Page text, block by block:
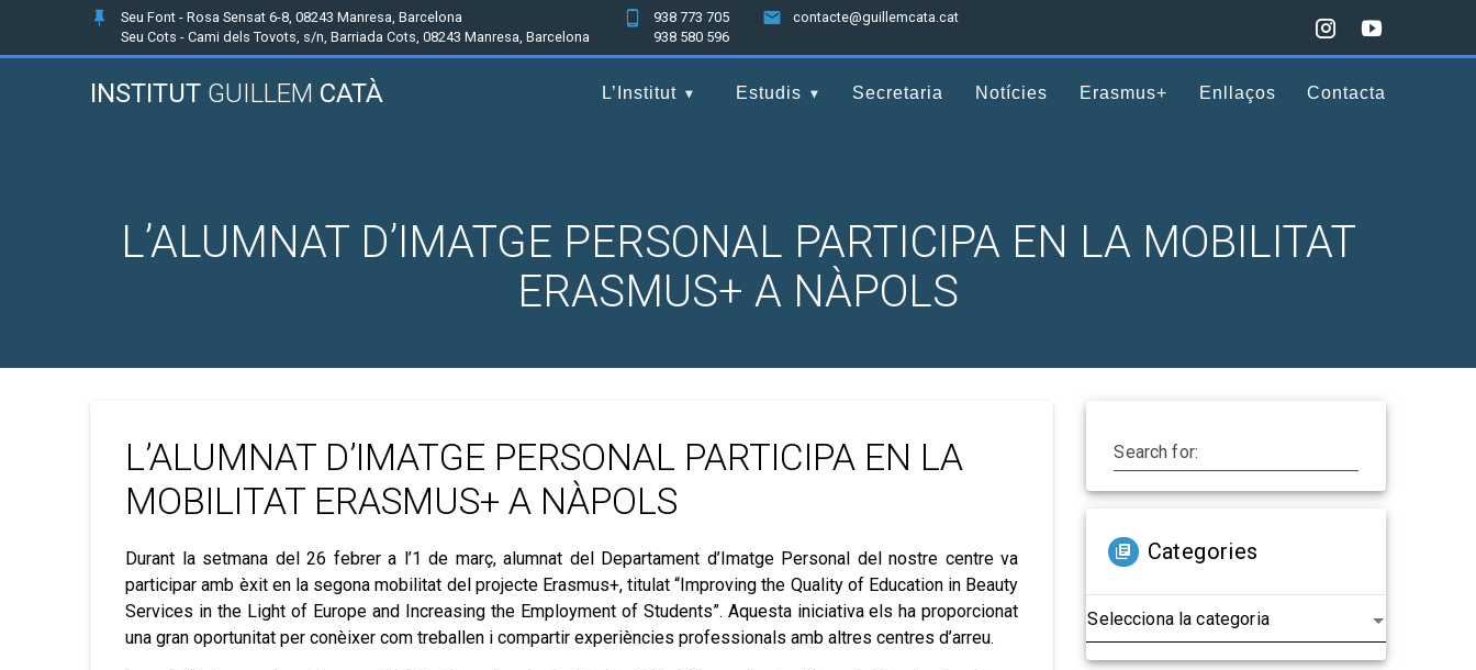
Seu Font - Rosa Sensat 6-8, 08243 Manresa, Barcelona
Seu Cots - Cami dels Tovots, s/n, Barriada Cots, 08243 Manresa, Barcelona
938 773 705
938 580 596
contacte@guillemcata.cat
INSTITUT GUILLEM CATÀ L’Institut Estudis Secretaria Notícies Erasmus+ Enllaços Contacta
L’ALUMNAT D’IMATGE PERSONAL PARTICIPA EN LA MOBILITAT
ERASMUS+ A NÀPOLS
L’ALUMNAT D’IMATGE PERSONAL PARTICIPA EN LA
MOBILITAT ERASMUS+ A NÀPOLS
Durant la setmana del 26 febrer a l’1 de març, alumnat del Departament d’Imatge Personal del nostre centre va
participar amb èxit en la segona mobilitat del projecte Erasmus+, titulat “Improving the Quality of Education in Beauty
Services in the Light of Europe and Increasing the Employment of Students”. Aquesta iniciativa els ha proporcionat
una gran oportunitat per conèixer com treballen i compartir experiències professionals amb altres centres d’arreu.
Search for:
Categories